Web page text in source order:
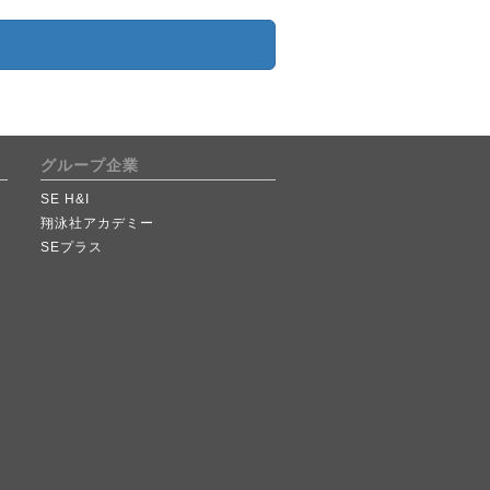
グループ企業
SE H&I
翔泳社アカデミー
SEプラス